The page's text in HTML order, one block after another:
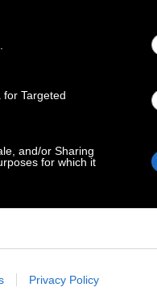
Targeted
and/or Sharing
for which it
Privacy Policy
RÄTSELLISTE